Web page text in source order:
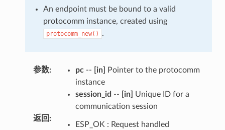
An endpoint must be bound to a valid
protocomm instance, created using
protocomm_new() .
参数: pc-- [in]
Pointer to the protocomm
instance
session_id -- [in]
Unique ID for a
communication session
返回 :
ESP_OK : Request handled